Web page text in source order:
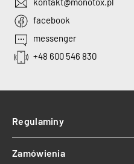
facebook
messenger
+48 600 546 830
Regulaminy
Zamówienia